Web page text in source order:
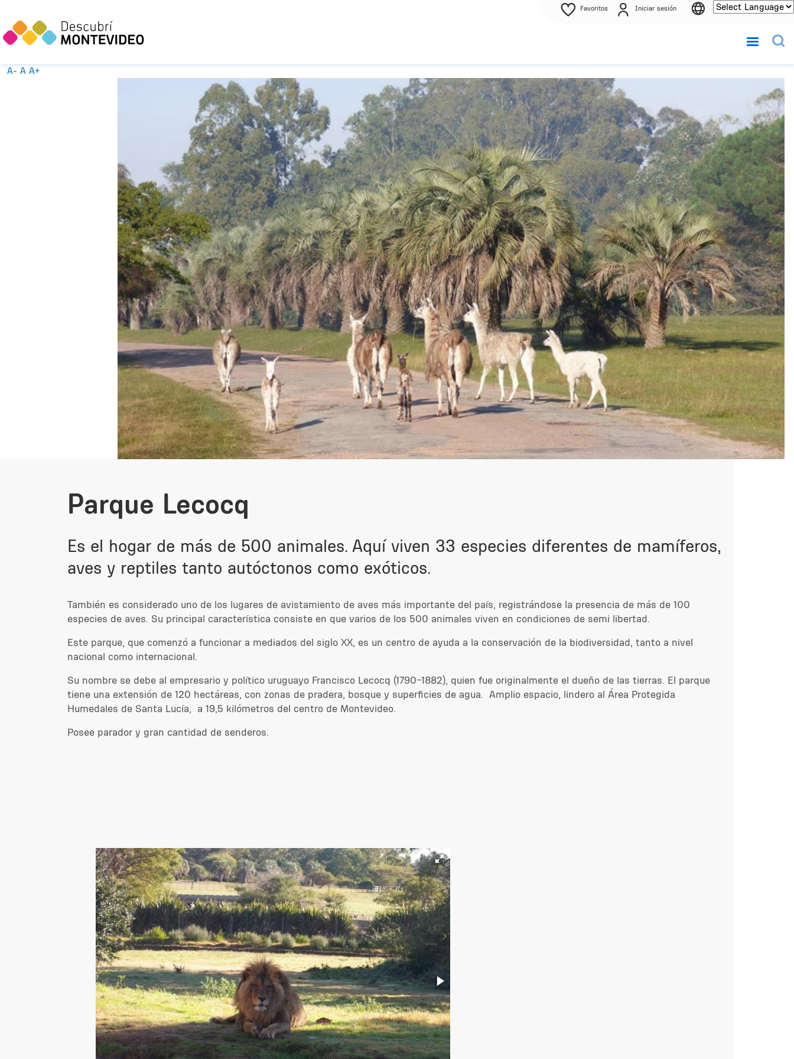
Favoritos Iniciar sesión
A- A A+
Parque Lecocq
Es el hogar de más de 500 animales. Aquí viven 33 especies diferentes de mamíferos,
aves y reptiles tanto autóctonos como exóticos.
También es considerado uno de los lugares de avistamiento de aves más importante del país, registrándose la presencia de más de 100
especies de aves. Su principal característica consiste en que varios de los 500 animales viven en condiciones de semi libertad.
Este parque, que comenzó a funcionar a mediados del siglo XX, es un centro de ayuda a la conservación de la biodiversidad, tanto a nivel
nacional como internacional.
Su nombre se debe al empresario y político uruguayo Francisco Lecocq (1790-1882), quien fue originalmente el dueño de las tierras. El parque
tiene una extensión de 120 hectáreas, con zonas de pradera, bosque y superficies de agua. Amplio espacio, lindero al Área Protegida
Humedales de Santa Lucía, a 19,5 kilómetros del centro de Montevideo.
Posee parador y gran cantidad de senderos.